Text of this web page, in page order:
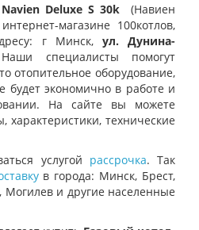
Navien Deluxe S 30k (Навиен
магазине 100котлов,
г Минск, ул.
Дунина-
Наши специалисты помогут
отопительное оборудование,
будет экономично в работе и
На сайте вы можете
характеристики, технические
услугой рассрочка. Так
в города: Минск, Брест,
Могилев и другие населенные